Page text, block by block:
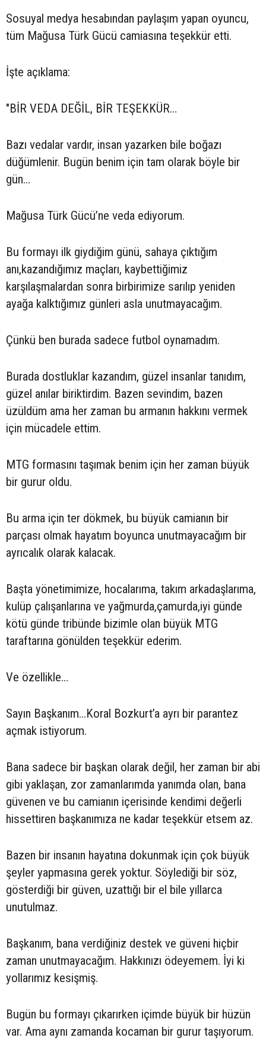
Sosuyal medya hesabından paylaşım yapan oyuncu,
tüm Mağusa Türk Gücü camiasına teşekkür etti.
İşte açıklama:
"BİR VEDA DEĞİL, BİR TEŞEKKÜR…
Bazı vedalar vardır, insan yazarken bile boğazı
düğümlenir. Bugün benim için tam olarak böyle bir
gün…
Mağusa Türk Gücü’ne veda ediyorum.
Bu formayı ilk giydiğim günü, sahaya çıktığım
anı,kazandığımız maçları, kaybettiğimiz
karşılaşmalardan sonra birbirimize sarılıp yeniden
ayağa kalktığımız günleri asla unutmayacağım.
Çünkü ben burada sadece futbol oynamadım.
Burada dostluklar kazandım, güzel insanlar tanıdım,
güzel anılar biriktirdim. Bazen sevindim, bazen
üzüldüm ama her zaman bu armanın hakkını vermek
için mücadele ettim.
MTG formasını taşımak benim için her zaman büyük
bir gurur oldu.
Bu arma için ter dökmek, bu büyük camianın bir
parçası olmak hayatım boyunca unutmayacağım bir
ayrıcalık olarak kalacak.
Başta yönetimimize, hocalarıma, takım arkadaşlarıma,
kulüp çalışanlarına ve yağmurda,çamurda,iyi günde
kötü günde tribünde bizimle olan büyük MTG
taraftarına gönülden teşekkür ederim.
Ve özellikle…
Sayın Başkanım...Koral Bozkurt’a ayrı bir parantez
açmak istiyorum.
Bana sadece bir başkan olarak değil, her zaman bir abi
gibi yaklaşan, zor zamanlarımda yanımda olan, bana
güvenen ve bu camianın içerisinde kendimi değerli
hissettiren başkanımıza ne kadar teşekkür etsem az.
Bazen bir insanın hayatına dokunmak için çok büyük
şeyler yapmasına gerek yoktur. Söylediği bir söz,
gösterdiği bir güven, uzattığı bir el bile yıllarca
unutulmaz.
Başkanım, bana verdiğiniz destek ve güveni hiçbir
zaman unutmayacağım. Hakkınızı ödeyemem. İyi ki
yollarımız kesişmiş.
Bugün bu formayı çıkarırken içimde büyük bir hüzün
var. Ama aynı zamanda kocaman bir gurur taşıyorum.